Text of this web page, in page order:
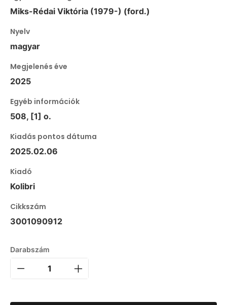
Miks-Rédai Viktória (1979-) (ford.)
Nyelv
magyar
Megjelenés éve
2025
Egyéb információk
508, [1] o.
Kiadás pontos dátuma
2025.02.06
Kiadó
Kolibri
Cikkszám
3001090912
Darabszám